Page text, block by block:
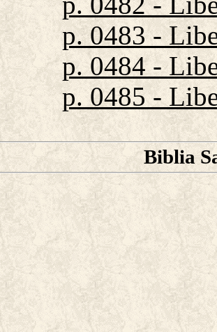
p. 0483 -
p. 0484 -
p. 0485 -
Biblia